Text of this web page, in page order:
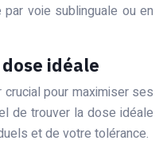
voie sublinguale ou en
idéale
pour maximiser ses
de trouver la dose idéale
et de votre tolérance.